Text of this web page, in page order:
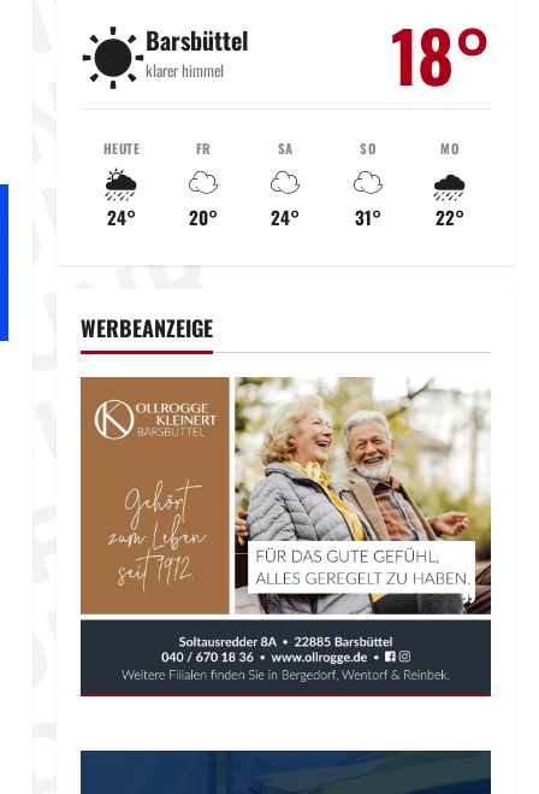
☀️Barsbüttel
klarer himmel 18°
HEUTE
🌦️
24°
FR
☁️
20°
SA
☁️
24°
SO
☁️
31°
MO
🌧️
22°
WERBEANZEIGE